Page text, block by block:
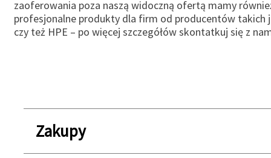
zaoferowania poza naszą widoczną ofertą mamy
profesjonalne produkty dla firm od producentów takich
czy też HPE – po więcej szczegółów skontatkuj się z
Zakupy